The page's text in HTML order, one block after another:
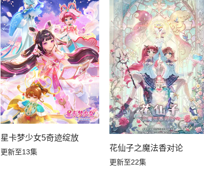
星卡梦少女5奇迹绽放
更新至13集 花仙子之魔法香对论
更新至22集